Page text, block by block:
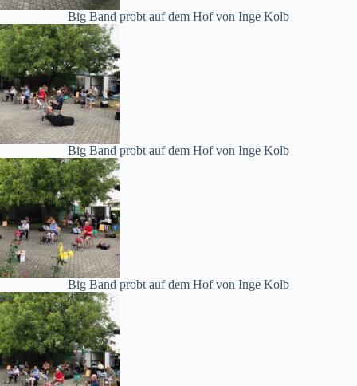
Big Band probt auf dem Hof von Inge Kolb
Big Band probt auf dem Hof von Inge Kolb
Big Band probt auf dem Hof von Inge Kolb